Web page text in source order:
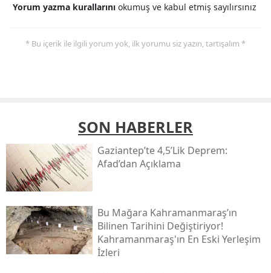
Yorum yazma kurallarını okumuş ve kabul etmiş sayılırsınız
* Bu içerik ile ilgili yorum yok, ilk yorumu siz yazın, tartışalım *
SON HABERLER
Gaziantep’te 4,5’lik Deprem:
Afad’dan Açıklama
Bu Mağara Kahramanmaraş’ın
Bilinen Tarihini Değiştiriyor!
Kahramanmaraş'ın En Eski Yerleşim
İzleri